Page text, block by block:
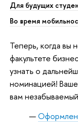
Для будущих
Во время
Теперь, когда вы
факультете
узнать о
номинацией!
вам